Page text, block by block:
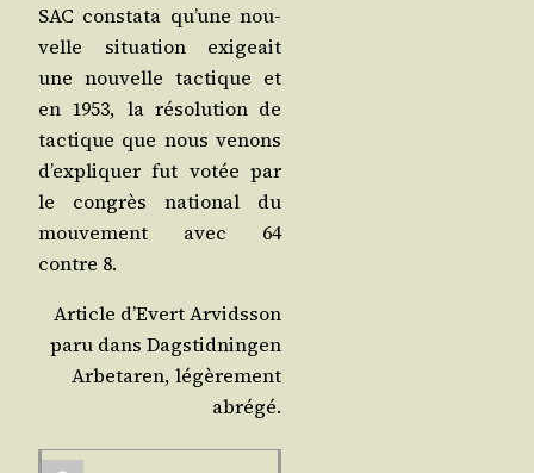
SAC consta­ta qu’une nou­
velle situa­tion exi­geait
une nou­velle tac­tique et
en 1953, la réso­lu­tion de
tac­tique que nous venons
d’ex­pli­quer fut votée par
le congrès natio­nal du
mou­ve­ment avec 64
contre 8.
Article d’E­vert Arvidsson
paru dans Dag­stid­nin­gen
Arbe­ta­ren, légè­re­ment
abrégé.